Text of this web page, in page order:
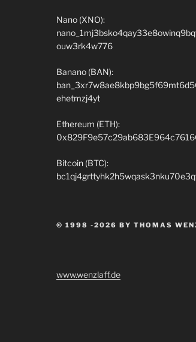
Nano (XNO):
ouw3rk4w776
Banano (BAN):
ehetmzj4yt
Ethereum (ETH):
Bitcoin (BTC):
© 1998 -2026 BY THOMAS
www.wenzlaff.de